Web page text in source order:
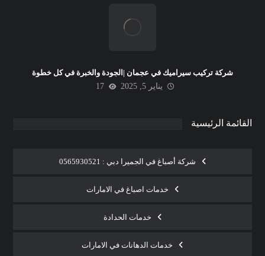
شركة تركيب سيراميك في عجمان |الجودة والخبرة في كل خطوة
يناير 5, 2025
17
القائمة الرئيسية
شركة أصباغ في الجميرا دبي : 0565930521
خدمات اصباغ في الامارات
خدمات الحدادة
خدمات الدهانات في الامارات